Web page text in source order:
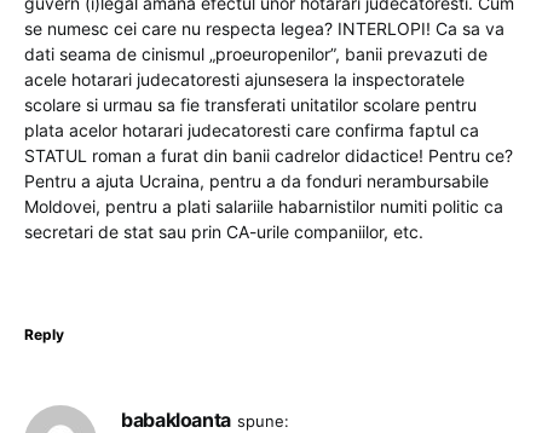
se numesc cei care nu respecta legea? INTERLOPI! Ca sa va
dati seama de cinismul „proeuropenilor”, banii prevazuti de
acele hotarari judecatoresti ajunsesera la inspectoratele
scolare si urmau sa fie transferati unitatilor scolare pentru
plata acelor hotarari judecatoresti care confirma faptul ca
STATUL roman a furat din banii cadrelor didactice! Pentru ce?
Pentru a ajuta Ucraina, pentru a da fonduri nerambursabile
Moldovei, pentru a plati salariile habarnistilor numiti politic ca
secretari de stat sau prin CA-urile companiilor, etc.
Reply
babakloanta spune: